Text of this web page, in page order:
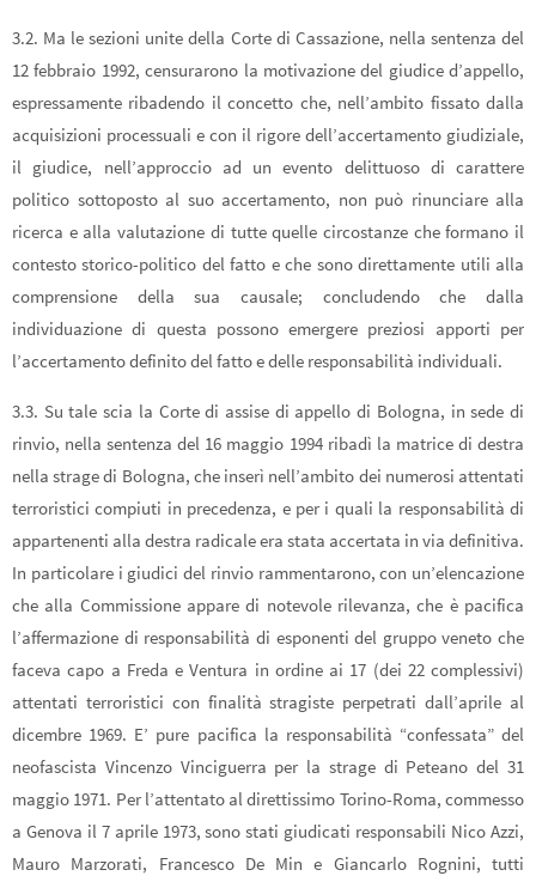
3.2. Ma le sezioni unite della Corte di Cassazione, nella sentenza del
12 febbraio 1992, censurarono la motivazione del giudice d’appello,
espressamente ribadendo il concetto che, nell’ambito fissato dalla
acquisizioni processuali e con il rigore dell’accertamento giudiziale,
il giudice, nell’approccio ad un evento delittuoso di carattere
politico sottoposto al suo accertamento, non può rinunciare alla
ricerca e alla valutazione di tutte quelle circostanze che formano il
contesto storico-politico del fatto e che sono direttamente utili alla
comprensione della sua causale; concludendo che dalla
individuazione di questa possono emergere preziosi apporti per
l’accertamento definito del fatto e delle responsabilità individuali.
3.3. Su tale scia la Corte di assise di appello di Bologna, in sede di
rinvio, nella sentenza del 16 maggio 1994 ribadì la matrice di destra
nella strage di Bologna, che inserì nell’ambito dei numerosi attentati
terroristici compiuti in precedenza, e per i quali la responsabilità di
appartenenti alla destra radicale era stata accertata in via definitiva.
In particolare i giudici del rinvio rammentarono, con un’elencazione
che alla Commissione appare di notevole rilevanza, che è pacifica
l’affermazione di responsabilità di esponenti del gruppo veneto che
faceva capo a Freda e Ventura in ordine ai 17 (dei 22 complessivi)
attentati terroristici con finalità stragiste perpetrati dall’aprile al
dicembre 1969. E’ pure pacifica la responsabilità “confessata” del
neofascista Vincenzo Vinciguerra per la strage di Peteano del 31
maggio 1971. Per l’attentato al direttissimo Torino-Roma, commesso
a Genova il 7 aprile 1973, sono stati giudicati responsabili Nico Azzi,
Mauro Marzorati, Francesco De Min e Giancarlo Rognini, tutti